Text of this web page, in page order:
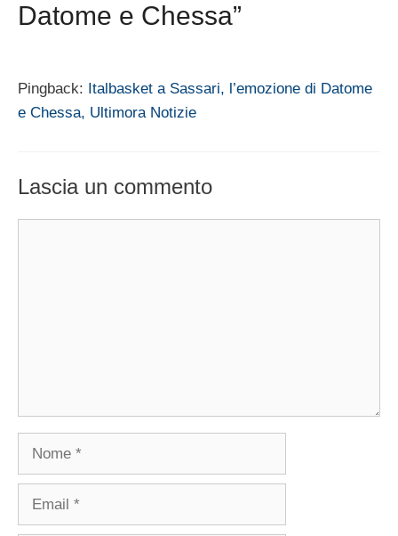
Datome e Chessa”
Pingback: Italbasket a Sassari, l’emozione di Datome
e Chessa, Ultimora Notizie
Lascia un commento
Nome
Email